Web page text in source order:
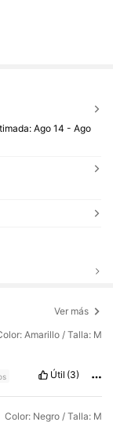
Ago 14 - Ago
Ver más
Amarillo / Talla: M
Útil (3)
Color: Negro / Talla: M